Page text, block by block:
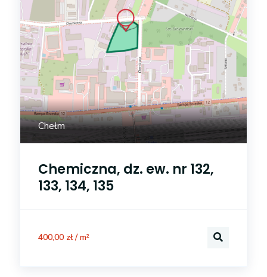
Chełm
Chemiczna, dz. ew. nr 132,
133, 134, 135
400,00 zł / m²